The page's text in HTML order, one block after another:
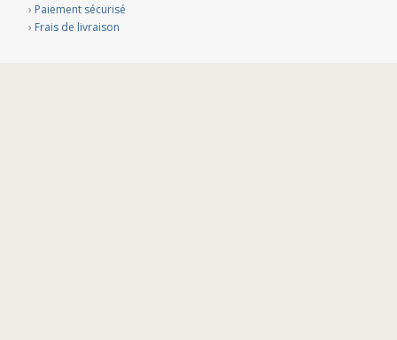
› Paiement sécurisé
› Frais de livraison